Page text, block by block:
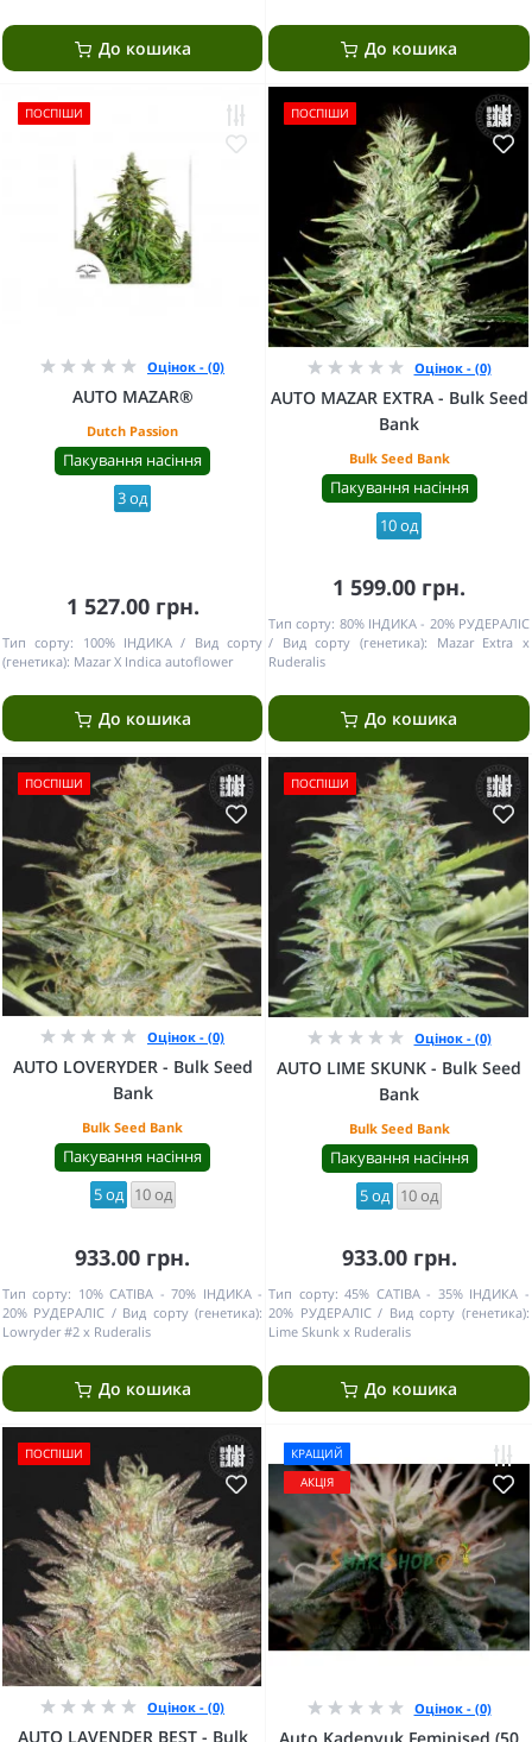
До кошика До кошика
ПОСПІШИ
Оцінок - (0)
AUTO MAZAR®
Dutch Passion
Пакування насіння
3 од
1 527.00 грн.
Тип сорту: 100% ІНДИКА
Вид сорту
(генетика): Mazar X Indica autoflower
До кошика
ПОСПІШИ
Оцінок - (0)
AUTO MAZAR EXTRA - Bulk Seed
Bank
Bulk Seed Bank
Пакування насіння
10 од
1 599.00 грн.
Тип сорту: 80% ІНДИКА - 20% РУДЕРАЛІС
Вид сорту (генетика):
Mazar Extra x
Ruderalis
До кошика
ПОСПІШИ
Оцінок - (0)
AUTO LOVERYDER - Bulk Seed
Bank
Bulk Seed Bank
Пакування насіння
5 од 10 од
933.00 грн.
Тип сорту: 10% САТІВА - 70% ІНДИКА -
20% РУДЕРАЛІС
Вид сорту (генетика):
Lowryder #2 x Ruderalis
До кошика
ПОСПІШИ
Оцінок - (0)
AUTO LIME SKUNK - Bulk Seed
Bank
Bulk Seed Bank
Пакування насіння
5 од 10 од
933.00 грн.
Тип сорту: 45% САТІВА - 35% ІНДИКА -
20% РУДЕРАЛІС
Вид сорту (генетика):
Lime Skunk x Ruderalis
До кошика
ПОСПІШИ
Оцінок - (0)
AUTO LAVENDER BEST - Bulk
КРАЩИЙ
АКЦІЯ
Оцінок - (0)